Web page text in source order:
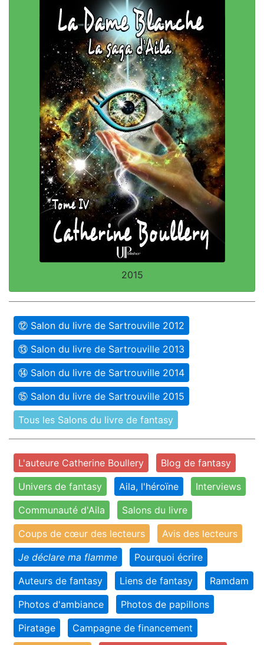
2015
⑫ Salon du livre de Sartrouville 2012
⑬ Salon du livre de Sartrouville 2013
⑭ Salon du livre de Sartrouville 2014
⑮ Salon du livre de Sartrouville 2015
Tous les Salons du livre de fantasy
L'auteure Catherine Boullery
Blog de fantasy
Univers de fantasy
Aila, l'héroïne
Interviews
Communauté d'Aila
Salons du livre
Coups de cœur des lecteurs
Avis des lecteurs
Je déclare ma flamme
Pourquoi écrire
Auteurs de fantasy
Liens de fantasy
Ramdam
Photos d'ambiance
Photos de papillons
Piratage
Campagne de financement